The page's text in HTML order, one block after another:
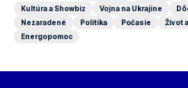
Kultúra a Showbiz
Vojna na Ukrajine
Nezaradené
Politika Počasie Život
Energopomoc